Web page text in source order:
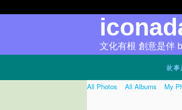
故
文化有根 創意是伴
All Photos All Albums My